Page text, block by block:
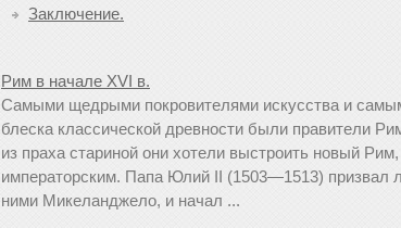
Заключение.
Рим в начале XVI в.
Самыми щедрыми покровителями искусства и
блеска классической древности были правители
из праха стари­ной они хотели выстроить новый
императорским. Папа Юлий II (1503—1513) призвал
ними Микеланджело, и начал ...